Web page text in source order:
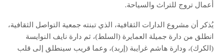
أعمال تروج للتراث والسياحة.
يُذكر أن مشروع الدارات الثقافية، الذي تبنته جمعية التواصل الثقافية،
انطلق من دارة جميلة العمايرة (السلط)، ثم دارة نايف النوايسة
(الكرك)، ودارة هاشم غرايبة (إربد)، وعما قريب سينطلق إلى قلب